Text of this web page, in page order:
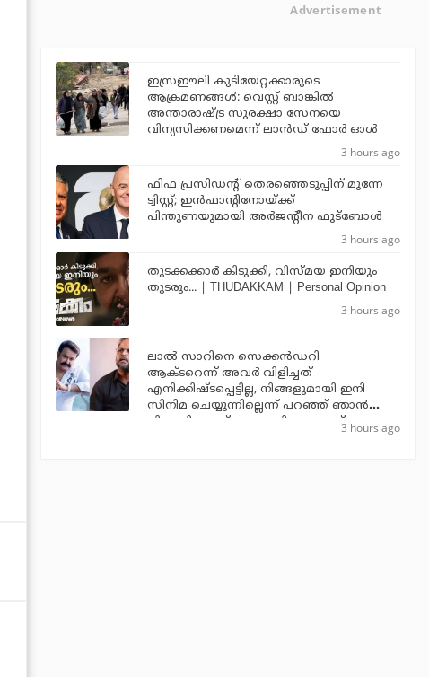
Advertisement
ഇസ്രഈലി കുടിയേറ്റക്കാരുടെ
ആക്രമണങ്ങള്‍: വെസ്റ്റ് ബാങ്കില്‍
അന്താരാഷ്ട്ര സുരക്ഷാ സേനയെ
വിന്യസിക്കണമെന്ന് ലാന്‍ഡ് ഫോര്‍ ഓള്‍
3 hours ago
ഫിഫ പ്രസിഡന്റ് തെരഞ്ഞെടുപ്പിന് മുന്നേ
ട്വിസ്റ്റ്; ഇന്‍ഫാന്റിനോയ്ക്ക്
പിന്തുണയുമായി അര്‍ജന്റീന ഫുട്‌ബോള്‍
3 hours ago
തുടക്കക്കാര്‍ കിടുക്കി, വിസ്മയ ഇനിയും
തുടരും... | THUDAKKAM | Personal Opinion
3 hours ago
ലാല്‍ സാറിനെ സെക്കന്‍ഡറി
ആക്ടറെന്ന് അവര്‍ വിളിച്ചത്
എനിക്കിഷ്ടപ്പെട്ടില്ല, നിങ്ങളുമായി ഇനി
സിനിമ ചെയ്യുന്നില്ലെന്ന് പറഞ്ഞ് ഞാന്‍
പിന്മാറി: ജൂഡ് ആന്തണി ജോസഫ്3 hours ago